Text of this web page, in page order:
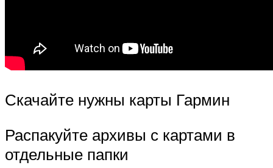
Скачайте нужны карты Гармин
Распакуйте архивы с картами в
отдельные папки